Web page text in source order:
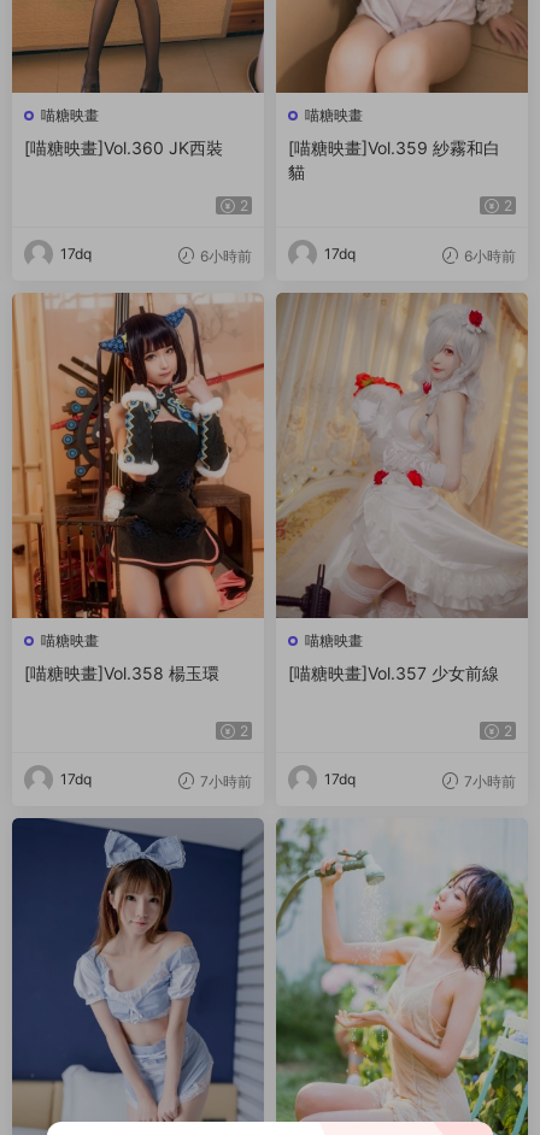
喵糖映畫
[喵糖映畫]Vol.360 JK西裝
2
17dq 6小時前
喵糖映畫
[喵糖映畫]Vol.359 紗霧和白
貓
2
17dq 6小時前
喵糖映畫
[喵糖映畫]Vol.358 楊玉環
2
17dq 7小時前
喵糖映畫
[喵糖映畫]Vol.357 少女前線
2
17dq 7小時前